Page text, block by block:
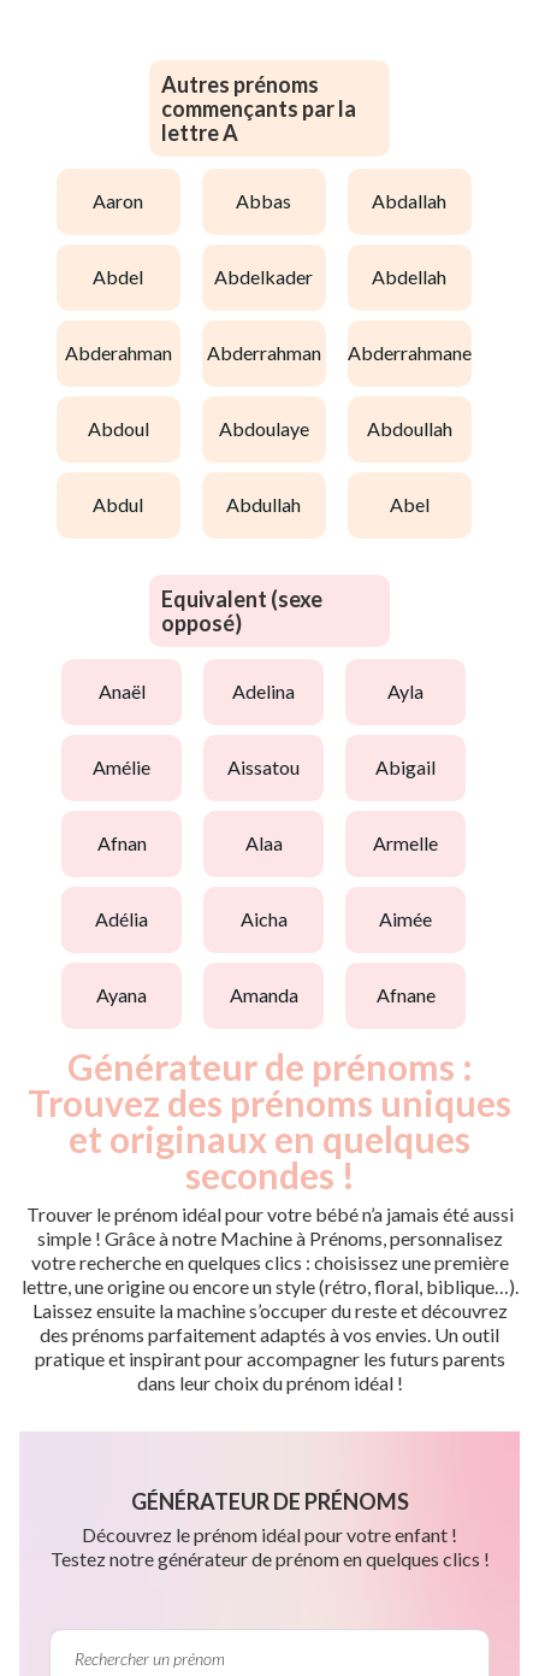
Autres prénoms
commençants par la
lettre A
aaron abbas abdallah
abdel abdelkader abdellah
abderahman abderrahman abderrahmane
abdoul abdoulaye abdoullah
abdul abdullah abel
Equivalent (sexe
opposé)
anaël adelina ayla
amélie aissatou abigail
afnan alaa armelle
adélia aicha aimée
ayana amanda afnane
Générateur de prénoms :
Trouvez des prénoms uniques
et originaux en quelques
secondes !
Trouver le prénom idéal pour votre bébé n’a jamais été aussi
simple ! Grâce à notre Machine à Prénoms, personnalisez
votre recherche en quelques clics : choisissez une première
lettre, une origine ou encore un style (rétro, floral, biblique…).
Laissez ensuite la machine s’occuper du reste et découvrez
des prénoms parfaitement adaptés à vos envies. Un outil
pratique et inspirant pour accompagner les futurs parents
dans leur choix du prénom idéal !
GÉNÉRATEUR DE PRÉNOMS
Découvrez le prénom idéal pour votre enfant !
Testez notre générateur de prénom en quelques clics !